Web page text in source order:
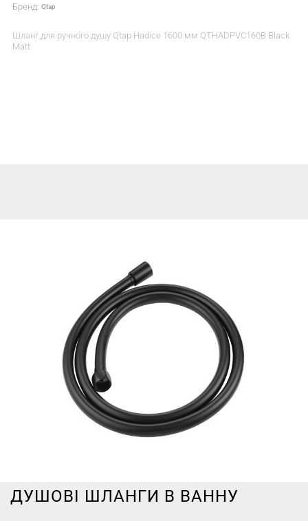
Бренд: Qtap
Шланг для ручного душу Qtap Hadice 1600 мм QTHADPVC160B Black
Matt
ДУШОВІ ШЛАНГИ В ВАННУ